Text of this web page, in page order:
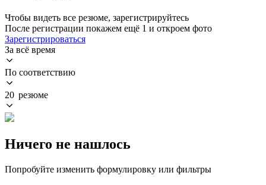
Чтобы видеть все резюме, зарегистрируйтесь
После регистрации покажем ещё 1 и откроем фото
Зарегистрироваться
За всё время
По соответствию
20 резюме
Ничего не нашлось
Попробуйте изменить формулировку или фильтры